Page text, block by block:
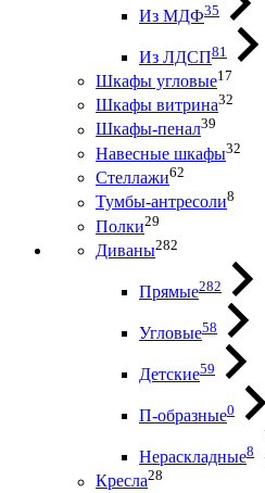
Из МДФ35
Из ЛДСП81
Шкафы угловые17
Шкафы витрина32
Шкафы-пенал39
Навесные шкафы32
Стеллажи62
Тумбы-антресоли8
Полки29
Диваны282
Прямые282
Угловые58
Детские59
П-образные0
Нераскладные8
Кресла28